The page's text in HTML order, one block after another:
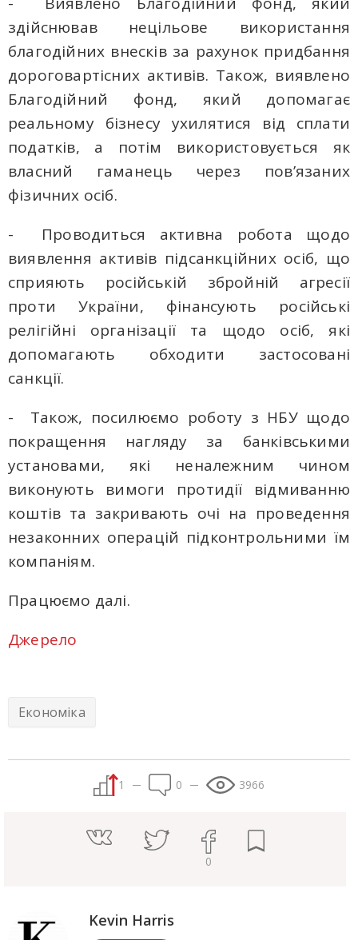
здійснював нецільове використання
благодійних внесків за рахунок придбання
дороговартісних активів. Також, виявлено
Благодійний фонд, який допомагає
реальному бізнесу ухилятися від сплати
податків, а потім використовується як
власний гаманець через повʼязаних
фізичних осіб.
- Проводиться активна робота щодо
виявлення активів підсанкційних осіб, що
сприяють російській збройній агресії
проти України, фінансують російські
релігійні організації та щодо осіб, які
допомагають обходити застосовані
санкції.
- Також, посилюємо роботу з НБУ щодо
покращення нагляду за банківськими
установами, які неналежним чином
виконують вимоги протидії відмиванню
коштів та закривають очі на проведення
незаконних операцій підконтрольними їм
компаніям.
Працюємо далі.
Джерело
Економіка
1 0 3966
0
Kevin Harris